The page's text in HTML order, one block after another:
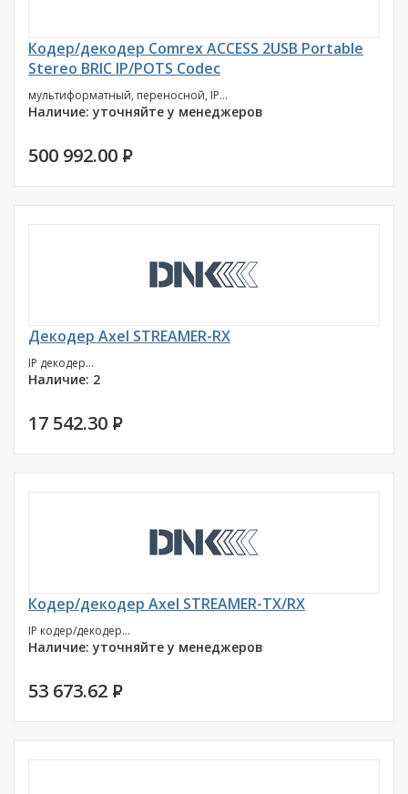
Кодер/декодер Comrex ACCESS 2USB Portable
Stereo BRIC IP/POTS Codec
мультиформатный, переносной, IP...
Наличие: уточняйте у менеджеров
500 992.00 P
Декодер Axel STREAMER-RX
IP декодер...
Наличие: 2
17 542.30 P
Кодер/декодер Axel STREAMER-TX/RX
IP кодер/декодер...
Наличие: уточняйте у менеджеров
53 673.62 P